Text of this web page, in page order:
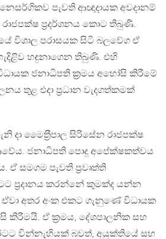
පැවති ආඥාදායක අවදානම්
ප‍්‍රදර්ශනය කොට තිබුණි.
විශාල පරාසයක සිටි බලවේග ඒ
හඳුනාගෙන තිබුණි. එහි
ජනාධිපති ක‍්‍රමය අහෝසි කිරීමේ
තුළ එදා ප‍්‍රධාන වැදගත්කමක්
දා මෛත‍්‍රීපාල සිරිසේන රාජපක්ෂ
ජනාධිපති පොදු අපේක්ෂකත්වය
ඒ සමගම පැවති ප‍්‍රවෘත්ති
ප‍්‍රදානය කරන්නේ කුමක්ද යන්න
ඒවා අතර අංක එකට ගැනුණේ විධායක
කිරීමයි. ඒ ක‍්‍රමය, දේශපාලනික සහ
වින්නැහියක් බවත්, අයුක්තියේ සහ